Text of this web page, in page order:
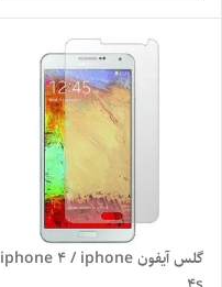
گلس آیفون iphone 4 / iphone